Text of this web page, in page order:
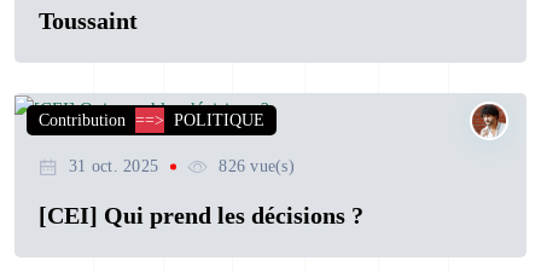
Toussaint
Contribution ==> POLITIQUE
31 oct. 2025 826 vue(s)
[CEI] Qui prend les décisions ?